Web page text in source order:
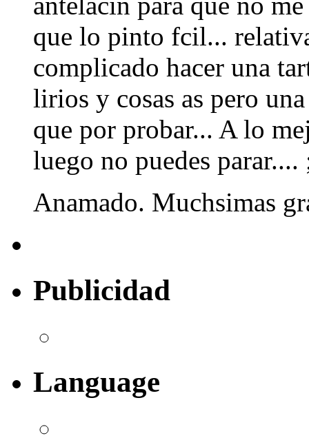
que lo pinto fcil...
complicado hacer una
lirios y cosas as pero
que por probar... A lo
luego no puedes parar....
Anamado. Muchsimas
Publicidad
Language